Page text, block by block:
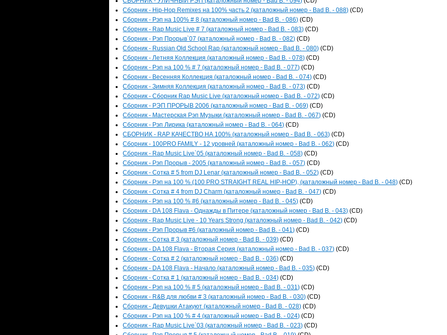
Сборник - Hip-Hop Remixes на 100% часть 2 (каталожный номер - Bad B. - 088) (CD)
Сборник - Рэп на 100% # 8 (каталожный номер - Bad B. - 086) (CD)
Сборник - Rap Music Live # 7 (каталожный номер - Bad B. - 083) (CD)
Сборник - Рэп Прорыв`07 (каталожный номер - Bad B. - 082) (CD)
Сборник - Russian Old School Rap (каталожный номер - Bad B. - 080) (CD)
Сборник - Летняя Коллекция (каталожный номер - Bad B. - 078) (CD)
Сборник - Рэп на 100 % # 7 (каталожный номер - Bad B. - 077) (CD)
Сборник - Весенняя Коллекция (каталожный номер - Bad B. - 074) (CD)
Сборник - Зимняя Коллекция (каталожный номер - Bad B. - 073) (CD)
Сборник - Сборник Rap Music Live (каталожный номер - Bad B. - 072) (CD)
Сборник - РЭП ПРОРЫВ 2006 (каталожный номер - Bad B. - 069) (CD)
Сборник - Мастерская Рэп Музыки (каталожный номер - Bad B. - 067) (CD)
Сборник - Рэп Лирика (каталожный номер - Bad B. - 064) (CD)
СБОРНИК - RAP КАЧЕСТВО НА 100% (каталожный номер - Bad B. - 063) (CD)
Сборник - 100PRO FAMILY - 12 уровней (каталожный номер - Bad B. - 062) (CD)
Сборник - Rap Music Live`05 (каталожный номер - Bad B. - 058) (CD)
Сборник - Рэп Прорыв - 2005 (каталожный номер - Bad B. - 057) (CD)
Сборник - Сотка # 5 from DJ Lenar (каталожный номер - Bad B. - 052) (CD)
Сборник - Рэп на 100 % (100 PRO STRAIGHT REAL HIP-HOP), (каталожный номер - Bad B. - 048) (CD)
Сборник - Сотка # 4 from DJ Charm (каталожный номер - Bad B. - 047) (CD)
Сборник - Рэп на 100 % #6 (каталожный номер - Bad B. - 045) (CD)
Сборник - DA 108 Flava - Однажды в Питере (каталожный номер - Bad B. - 043) (CD)
Сборник - Rap Music Live - 10 Years Strong (каталожный номер - Bad B. - 042) (CD)
Сборник - Рэп Прорыв #6 (каталожный номер - Bad B. - 041) (CD)
Сборник - Сотка # 3 (каталожный номер - Bad B. - 039) (CD)
Сборник - DA 108 Flava - Вторая Серия (каталожный номер - Bad B. - 037) (CD)
Сборник - Сотка # 2 (каталожный номер - Bad B. - 036) (CD)
Сборник - DA 108 Flava - Начало (каталожный номер - Bad B. - 035) (CD)
Сборник - Сотка # 1 (каталожный номер - Bad B. - 034) (CD)
Сборник - Рэп на 100 % # 5 (каталожный номер - Bad B. - 031) (CD)
Сборник - R&B для любви # 3 (каталожный номер - Bad B. - 030) (CD)
Сборник - Девушки Атакуют (каталожный номер - Bad B. - 028) (CD)
Сборник - Рэп на 100 % # 4 (каталожный номер - Bad B. - 024) (CD)
Сборник - Rap Music Live`03 (каталожный номер - Bad B. - 023) (CD)